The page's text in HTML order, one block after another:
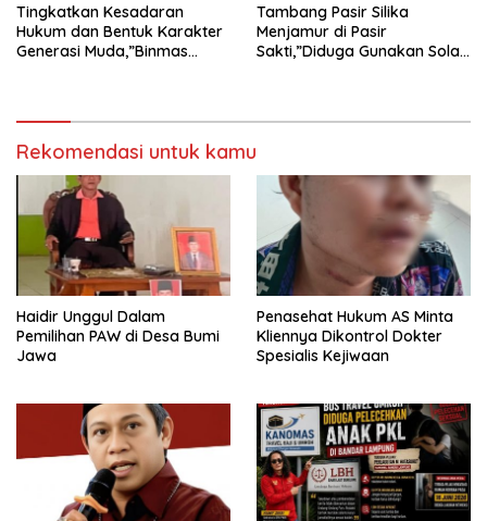
Tingkatkan Kesadaran
Hukum dan Bentuk Karakter
Generasi Muda,”Binmas
Tambang Pasir Silika
Menjamur di Pasir
Sakti,”Diduga Gunakan Solar
Rekomendasi untuk kamu
Haidir Unggul Dalam
Pemilihan PAW di Desa Bumi
Jawa
Penasehat Hukum AS Minta
Kliennya Dikontrol Dokter
Spesialis Kejiwaan